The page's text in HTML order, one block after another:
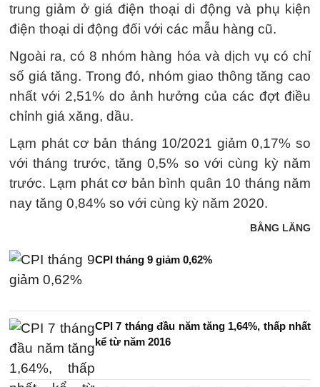
trung giảm ở giá điện thoại di động và phụ kiện
điện thoại di động đối với các mẫu hàng cũ.
Ngoài ra, có 8 nhóm hàng hóa và dịch vụ có chỉ
số giá tăng. Trong đó, nhóm giao thông tăng cao
nhất với 2,51% do ảnh hưởng của các đợt điều
chỉnh giá xăng, dầu.
Lạm phát cơ bản tháng 10/2021 giảm 0,17% so
với tháng trước, tăng 0,5% so với cùng kỳ năm
trước. Lạm phát cơ bản bình quân 10 tháng năm
nay tăng 0,84% so với cùng kỳ năm 2020.
BẰNG LĂNG
CPI tháng 9 giảm 0,62%
CPI 7 tháng đầu năm tăng 1,64%, thấp nhất
kể từ năm 2016